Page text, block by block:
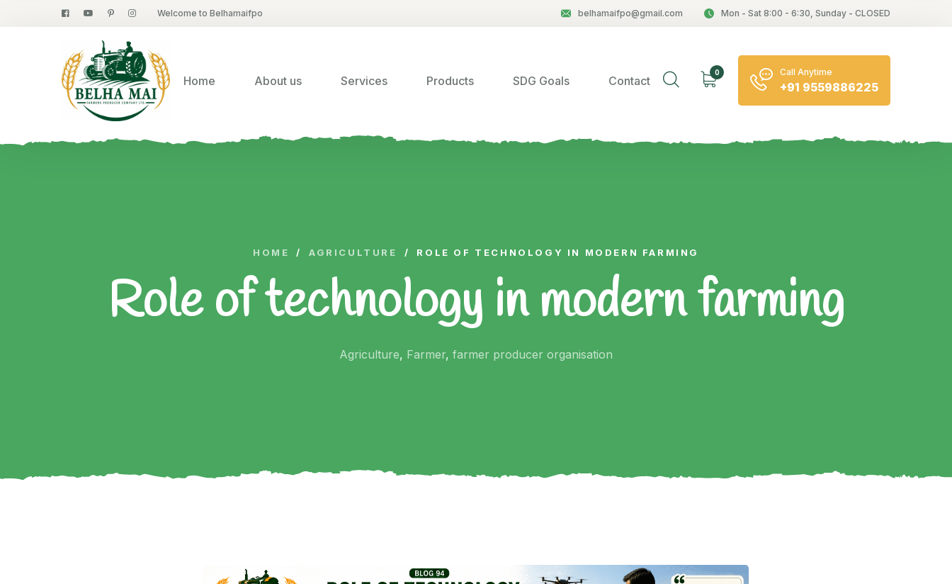
Welcome to Belhamaifpo belhamaifpo@gmail.com Mon - Sat 8:00 - 6:30, Sunday - CLOSED
Home About us Services Products SDG Goals Contact
0 Call Anytime
+91 9559886225
HOME / AGRICULTURE / ROLE OF TECHNOLOGY IN MODERN FARMING
Role of technology in modern farming
Agriculture, Farmer, farmer producer organisation